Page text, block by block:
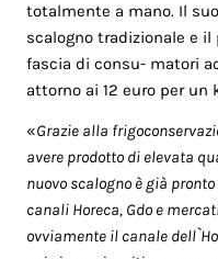
totalmente a mano. Il
scalogno tradizionale e il
fascia di consu- matori
attorno ai 12 euro per un
«Grazie alla
avere prodotto di elevata
nuovo scalogno è già
canali Horeca, Gdo e
ovviamente il canale